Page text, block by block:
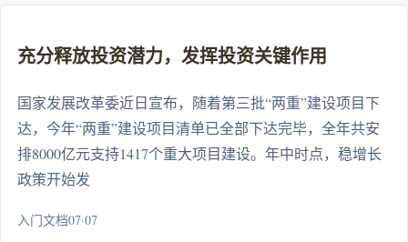
充分释放投资潜力，发挥投资关键作用
国家发展改革委近日宣布，随着第三批“两重”建设项目下
达，今年“两重”建设项目清单已全部下达完毕，全年共安
排8000亿元支持1417个重大项目建设。年中时点，稳增长
政策开始发
入门文档07·07